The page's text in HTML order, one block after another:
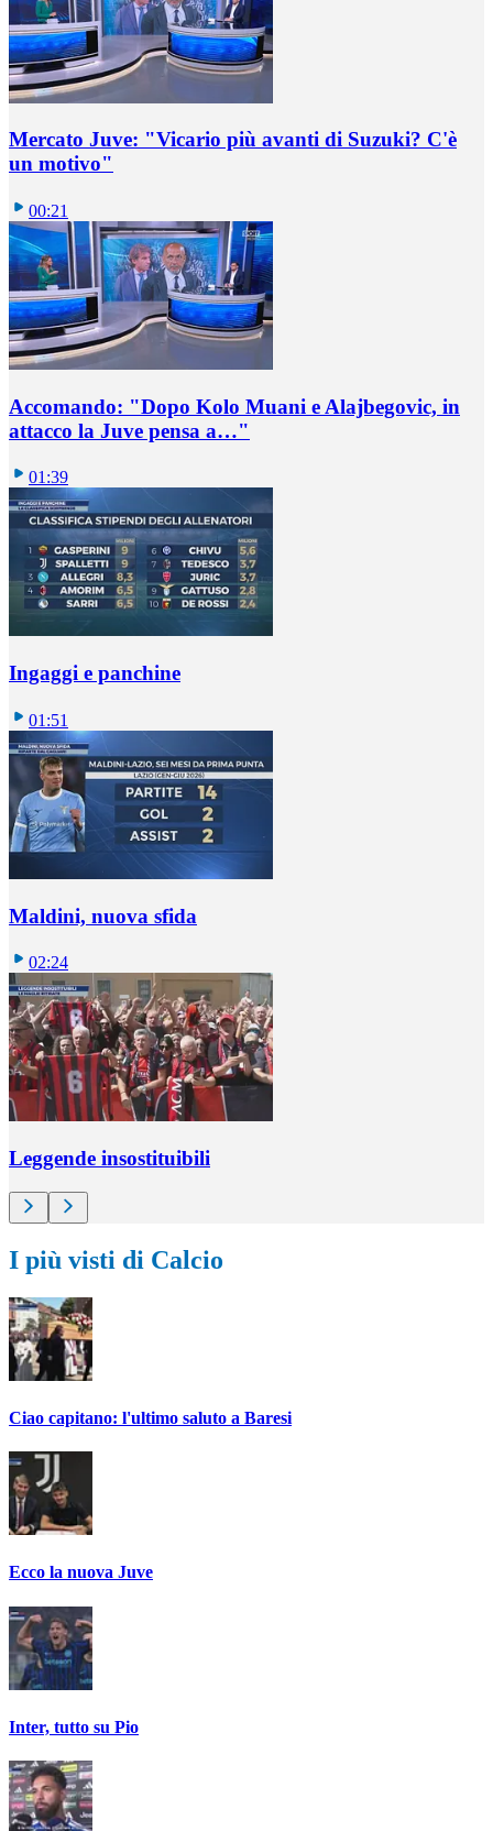
Mercato Juve: "Vicario più avanti di Suzuki? C'è
un motivo"
00:21
Accomando: "Dopo Kolo Muani e Alajbegovic, in
attacco la Juve pensa a…"
01:39
Ingaggi e panchine
01:51
Maldini, nuova sfida
02:24
Leggende insostituibili
I più visti di Calcio
Ciao capitano: l'ultimo saluto a Baresi
Ecco la nuova Juve
Inter, tutto su Pio